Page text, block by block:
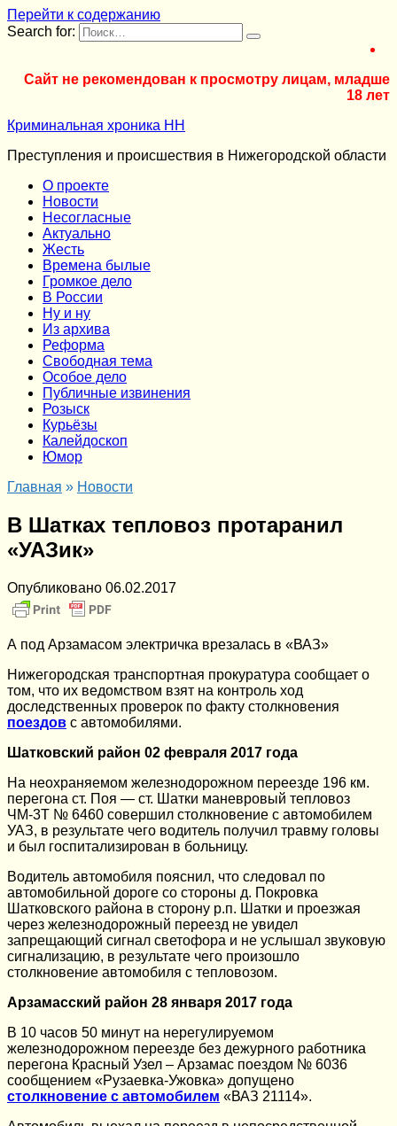
Перейти к содержанию
Search for:
Сайт не рекомендован к просмотру лицам, младше
18 лет
Криминальная хроника НН
Преступления и происшествия в Нижегородской области
О проекте
Новости
Несогласные
Актуально
Жесть
Времена былые
Громкое дело
В России
Ну и ну
Из архива
Реформа
Cвободная тема
Особое дело
Публичные извинения
Розыск
Курьёзы
Калейдоскоп
Юмор
Главная » Новости
В Шатках тепловоз протаранил
«УАЗик»
Опубликовано 06.02.2017
А под Арзамасом электричка врезалась в «ВАЗ»
Нижегородская транспортная прокуратура сообщает о
том, что их ведомством взят на контроль ход
доследственных проверок по факту столкновения
поездов с автомобилями.
Шатковский район 02 февраля 2017 года
На неохраняемом железнодорожном переезде 196 км.
перегона ст. Поя — ст. Шатки маневровый тепловоз
ЧМ-3Т № 6460 совершил столкновение с автомобилем
УАЗ, в результате чего водитель получил травму головы
и был госпитализирован в больницу.
Водитель автомобиля пояснил, что следовал по
автомобильной дороге со стороны д. Покровка
Шатковского района в сторону р.п. Шатки и проезжая
через железнодорожный переезд не увидел
запрещающий сигнал светофора и не услышал звуковую
сигнализацию, в результате чего произошло
столкновение автомобиля с тепловозом.
Арзамасский район 28 января 2017 года
В 10 часов 50 минут на нерегулируемом
железнодорожном переезде без дежурного работника
перегона Красный Узел – Арзамас поездом № 6036
сообщением «Рузаевка-Ужовка» допущено
столкновение с автомобилем «ВАЗ 21114».